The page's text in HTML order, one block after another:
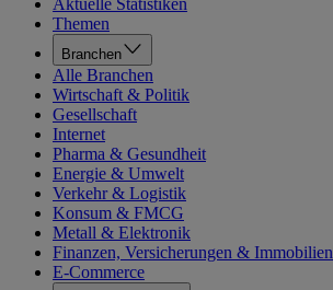
Aktuelle Statistiken
Themen
Branchen
Alle Branchen
Wirtschaft & Politik
Gesellschaft
Internet
Pharma & Gesundheit
Energie & Umwelt
Verkehr & Logistik
Konsum & FMCG
Metall & Elektronik
Finanzen, Versicherungen & Immobilien
E-Commerce